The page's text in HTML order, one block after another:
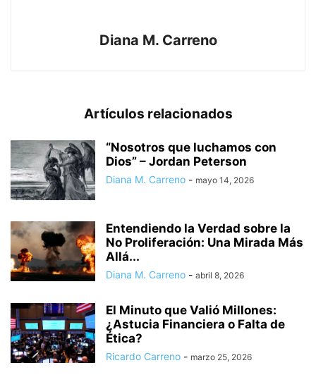
Diana M. Carreno
Artículos relacionados
“Nosotros que luchamos con
Dios” – Jordan Peterson
Diana M. Carreno - mayo 14, 2026
Entendiendo la Verdad sobre la
No Proliferación: Una Mirada Más
Allá...
Diana M. Carreno - abril 8, 2026
El Minuto que Valió Millones:
¿Astucia Financiera o Falta de
Ética?
Ricardo Carreno - marzo 25, 2026